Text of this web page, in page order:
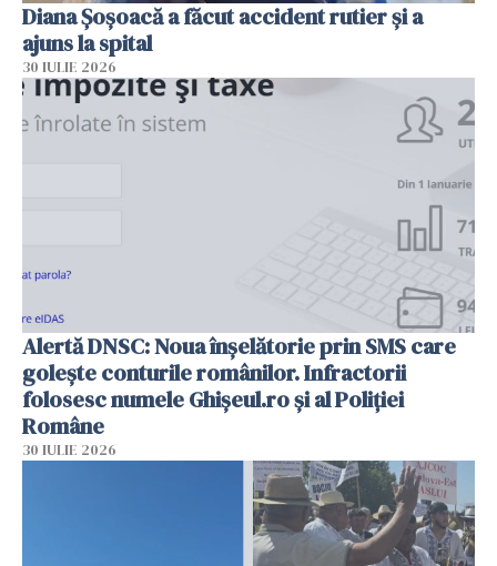
Diana Șoșoacă a făcut accident rutier și a
ajuns la spital
30 IULIE 2026
Alertă DNSC: Noua înșelătorie prin SMS care
golește conturile românilor. Infractorii
folosesc numele Ghișeul.ro și al Poliției
Române
30 IULIE 2026